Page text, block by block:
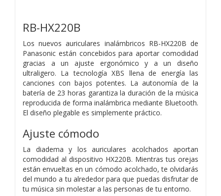
RB-HX220B
Los nuevos auriculares inalámbricos RB-HX220B de
Panasonic están concebidos para aportar comodidad
gracias a un ajuste ergonómico y a un diseño
ultraligero. La tecnología XBS llena de energía las
canciones con bajos potentes. La autonomía de la
batería de 23 horas garantiza la duración de la música
reproducida de forma inalámbrica mediante Bluetooth.
El diseño plegable es simplemente práctico.
Ajuste cómodo
La diadema y los auriculares acolchados aportan
comodidad al dispositivo HX220B. Mientras tus orejas
están envueltas en un cómodo acolchado, te olvidarás
del mundo a tu alrededor para que puedas disfrutar de
tu música sin molestar a las personas de tu entorno.